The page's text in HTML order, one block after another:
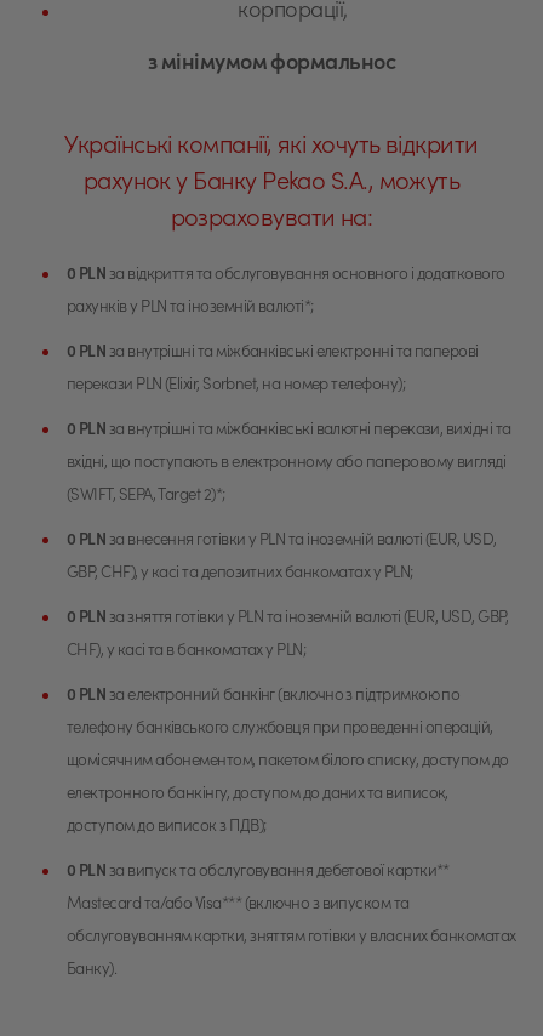
корпорації,
з мінімумом формальнос
Українські компанії, які хочуть відкрити
рахунокуБанку Pekao S.A., можуть
розраховувати на:
0 PLN за відкриття та обслуговування основного і додаткового
рахунків у PLN та іноземній валюті*;
0 PLN за внутрішні та міжбанківські електронні та паперові
перекази PLN (Elixir, Sorbnet, на номер телефону);
0 PLN за внутрішні та міжбанківські валютні перекази, вихідні та
вхідні, що поступають в електронному або паперовому вигляді
(SWIFT, SEPA, Target 2)*;
0 PLN за внесення готівки у PLN та іноземній валюті (EUR, USD,
GBP, CHF), у касі та депозитних банкоматах у PLN;
0 PLN за зняття готівки у PLN та іноземній валюті (EUR, USD, GBP,
CHF), у касі та в банкоматах у PLN;
0 PLN за електронний банкінг (включно з підтримкою по
телефону банківського службовця при проведенні операцій,
щомісячним абонементом, пакетом білого списку, доступом до
електронного банкінгу, доступом до даних та виписок,
доступом до виписок з ПДВ);
0 PLN за випуск та обслуговування дебетової картки**
Mastecard та/або Visa*** (включно з випуском та
обслуговуванням картки, зняттям готівки у власних банкоматах
Банку).